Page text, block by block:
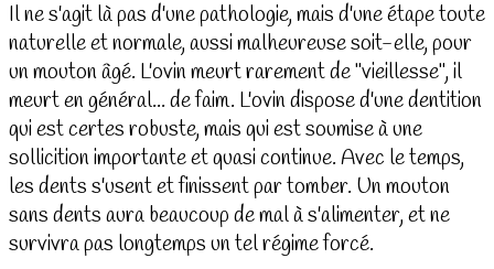
Il ne s'agit là pas d'une pathologie, mais d'une étape toute
naturelle et normale, aussi malheureuse soit-elle, pour
un mouton âgé. L'ovin meurt rarement de "vieillesse", il
meurt en général... de faim. L'ovin dispose d'une dentition
qui est certes robuste, mais qui est soumise à une
sollicition importante et quasi continue. Avec le temps,
les dents s'usent et finissent par tomber. Un mouton
sans dents aura beaucoup de mal à s'alimenter, et ne
survivra pas longtemps un tel régime forcé.